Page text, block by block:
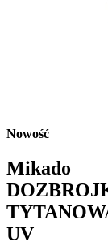
Nowość
Mikado
UV